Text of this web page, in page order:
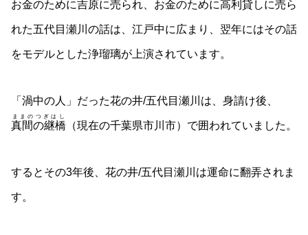
お金のために吉原に売られ、お金のために高利貸しに売ら
れた五代目瀬川の話は、江戸中に広まり、翌年にはその話
をモデルとした浄瑠璃が上演されています。
「渦中の人」だった花の井/五代目瀬川は、身請け後、
真間の継橋
ままのつぎはし
（現在の千葉県市川市）で囲われていました。
するとその3年後、花の井/五代目瀬川は運命に翻弄されま
す。